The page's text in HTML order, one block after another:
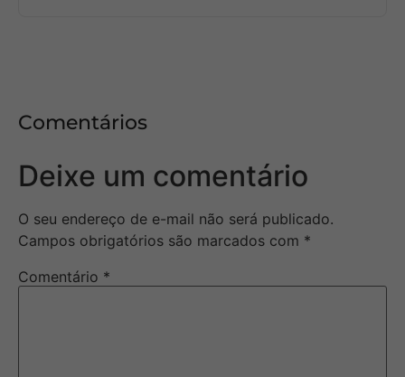
Comentários
Deixe um comentário
O seu endereço de e-mail não será publicado.
Campos obrigatórios são marcados com *
Comentário *